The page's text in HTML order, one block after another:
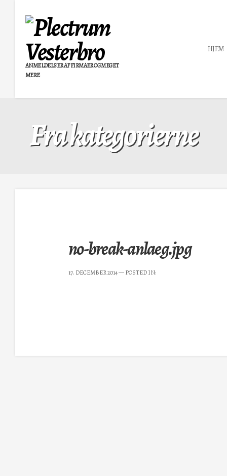
ANMELDELSER AF FIRMAER OG MEGET
MERE
HJEM
Fra kategorierne
no-break-anlaeg.jpg
17. DECEMBER 2014— POSTED IN: